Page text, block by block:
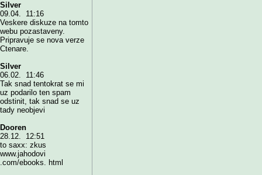
Silver
09.04. 11:16
Veskere diskuze na tomto
webu pozastaveny.
Pripravuje se nova verze
Ctenare.
Silver
06.02. 11:46
Tak snad tentokrat se mi
uz podarilo ten spam
odstinit, tak snad se uz
tady neobjevi
Dooren
28.12. 12:51
to saxx: zkus
www.jahodovi
.com/ebooks. html